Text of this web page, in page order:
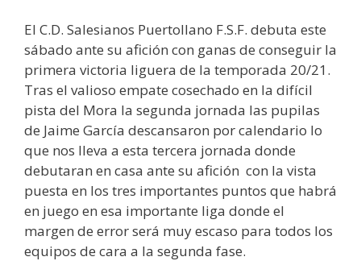
El C.D. Salesianos Puertollano F.S.F. debuta este
sábado ante su afición con ganas de conseguir la
primera victoria liguera de la temporada 20/21.
Tras el valioso empate cosechado en la difícil
pista del Mora la segunda jornada las pupilas
de Jaime García descansaron por calendario lo
que nos lleva a esta tercera jornada donde
debutaran en casa ante su afición con la vista
puesta en los tres importantes puntos que habrá
en juego en esa importante liga donde el
margen de error será muy escaso para todos los
equipos de cara a la segunda fase.